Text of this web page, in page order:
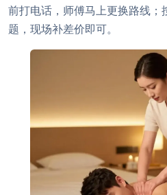
前打电话，师傅马上更换路线；
题，现场补差价即可。